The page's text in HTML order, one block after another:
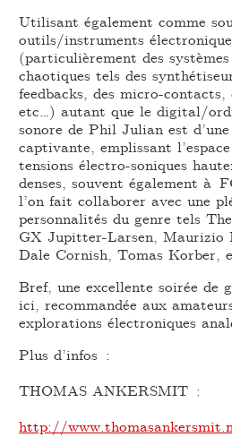
Utilisant également comme
outils/instruments
(particulièrement des
chaotiques tels des
feedbacks, des micro-contacts,
etc…) autant que le digital/
sonore de Phil Julian est
captivante, emplissant
tensions électro-soniques
denses, souvent également à
l’on fait collaborer avec une
personnalités du genre tels
GX Jupitter-Larsen, Maurizio
Dale Cornish, Tomas Korber,
Bref, une excellente soirée de
ici, recommandée aux
explorations électroniques
Plus d’infos :
THOMAS ANKERSMIT :
http://